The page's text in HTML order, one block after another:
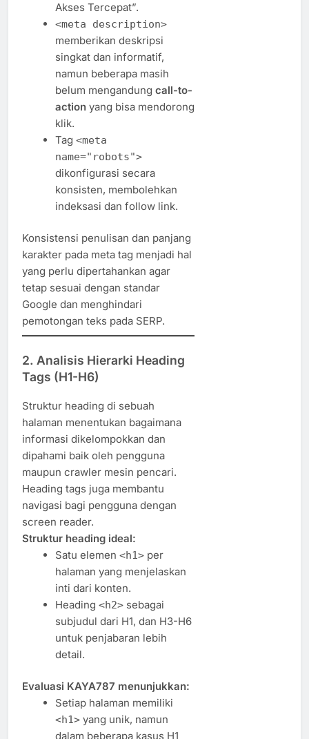
Akses Tercepat”.
<meta description>
memberikan deskripsi
singkat dan informatif,
namun beberapa masih
belum mengandung call-to-
actionyang bisa mendorong
klik.
Tag <meta
name="robots">
dikonfigurasi secara
konsisten, membolehkan
indeksasi dan follow link.
Konsistensi penulisan dan panjang
karakter pada meta tag menjadi hal
yang perlu dipertahankan agar
tetap sesuai dengan standar
Google dan menghindari
pemotongan teks pada SERP.
2. Analisis Hierarki Heading
Tags (H1-H6)
Struktur heading di sebuah
halaman menentukan bagaimana
informasi dikelompokkan dan
dipahami baik oleh pengguna
maupun crawler mesin pencari.
Heading tags juga membantu
navigasi bagi pengguna dengan
screen reader.
Struktur heading ideal:
Satu elemen <h1>per
halaman yang menjelaskan
inti dari konten.
Heading <h2>sebagai
subjudul dari H1, dan H3-H6
untuk penjabaran lebih
detail.
Evaluasi KAYA787 menunjukkan:
Setiap halaman memiliki
<h1>yang unik, namun
dalam beberapa kasus H1